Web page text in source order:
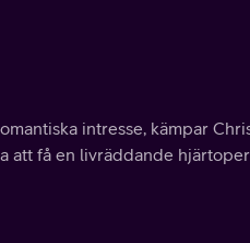
intresse, kämpar
att få en livräddande